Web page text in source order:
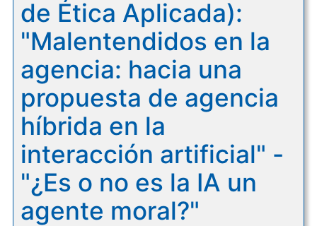
de Ética Aplicada):
"Malentendidos en la
agencia: hacia una
propuesta de agencia
híbrida en la
interacción artificial" -
"¿Es o no es la IA un
agente moral?"